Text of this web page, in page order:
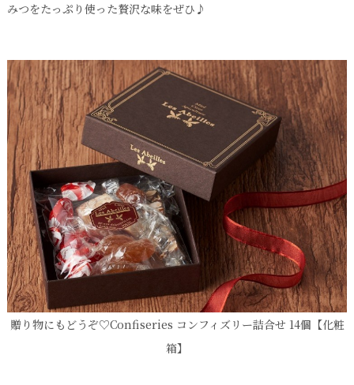
みつをたっぷり使った贅沢な味をぜひ♪
贈り物にもどうぞ♡Confiseries コンフィズリー詰合せ 14個【化粧
箱】